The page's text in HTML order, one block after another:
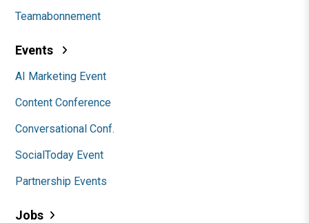
Teamabonnement
Events
AI Marketing Event
Content Conference
Conversational Conf.
SocialToday Event
Partnership Events
Jobs